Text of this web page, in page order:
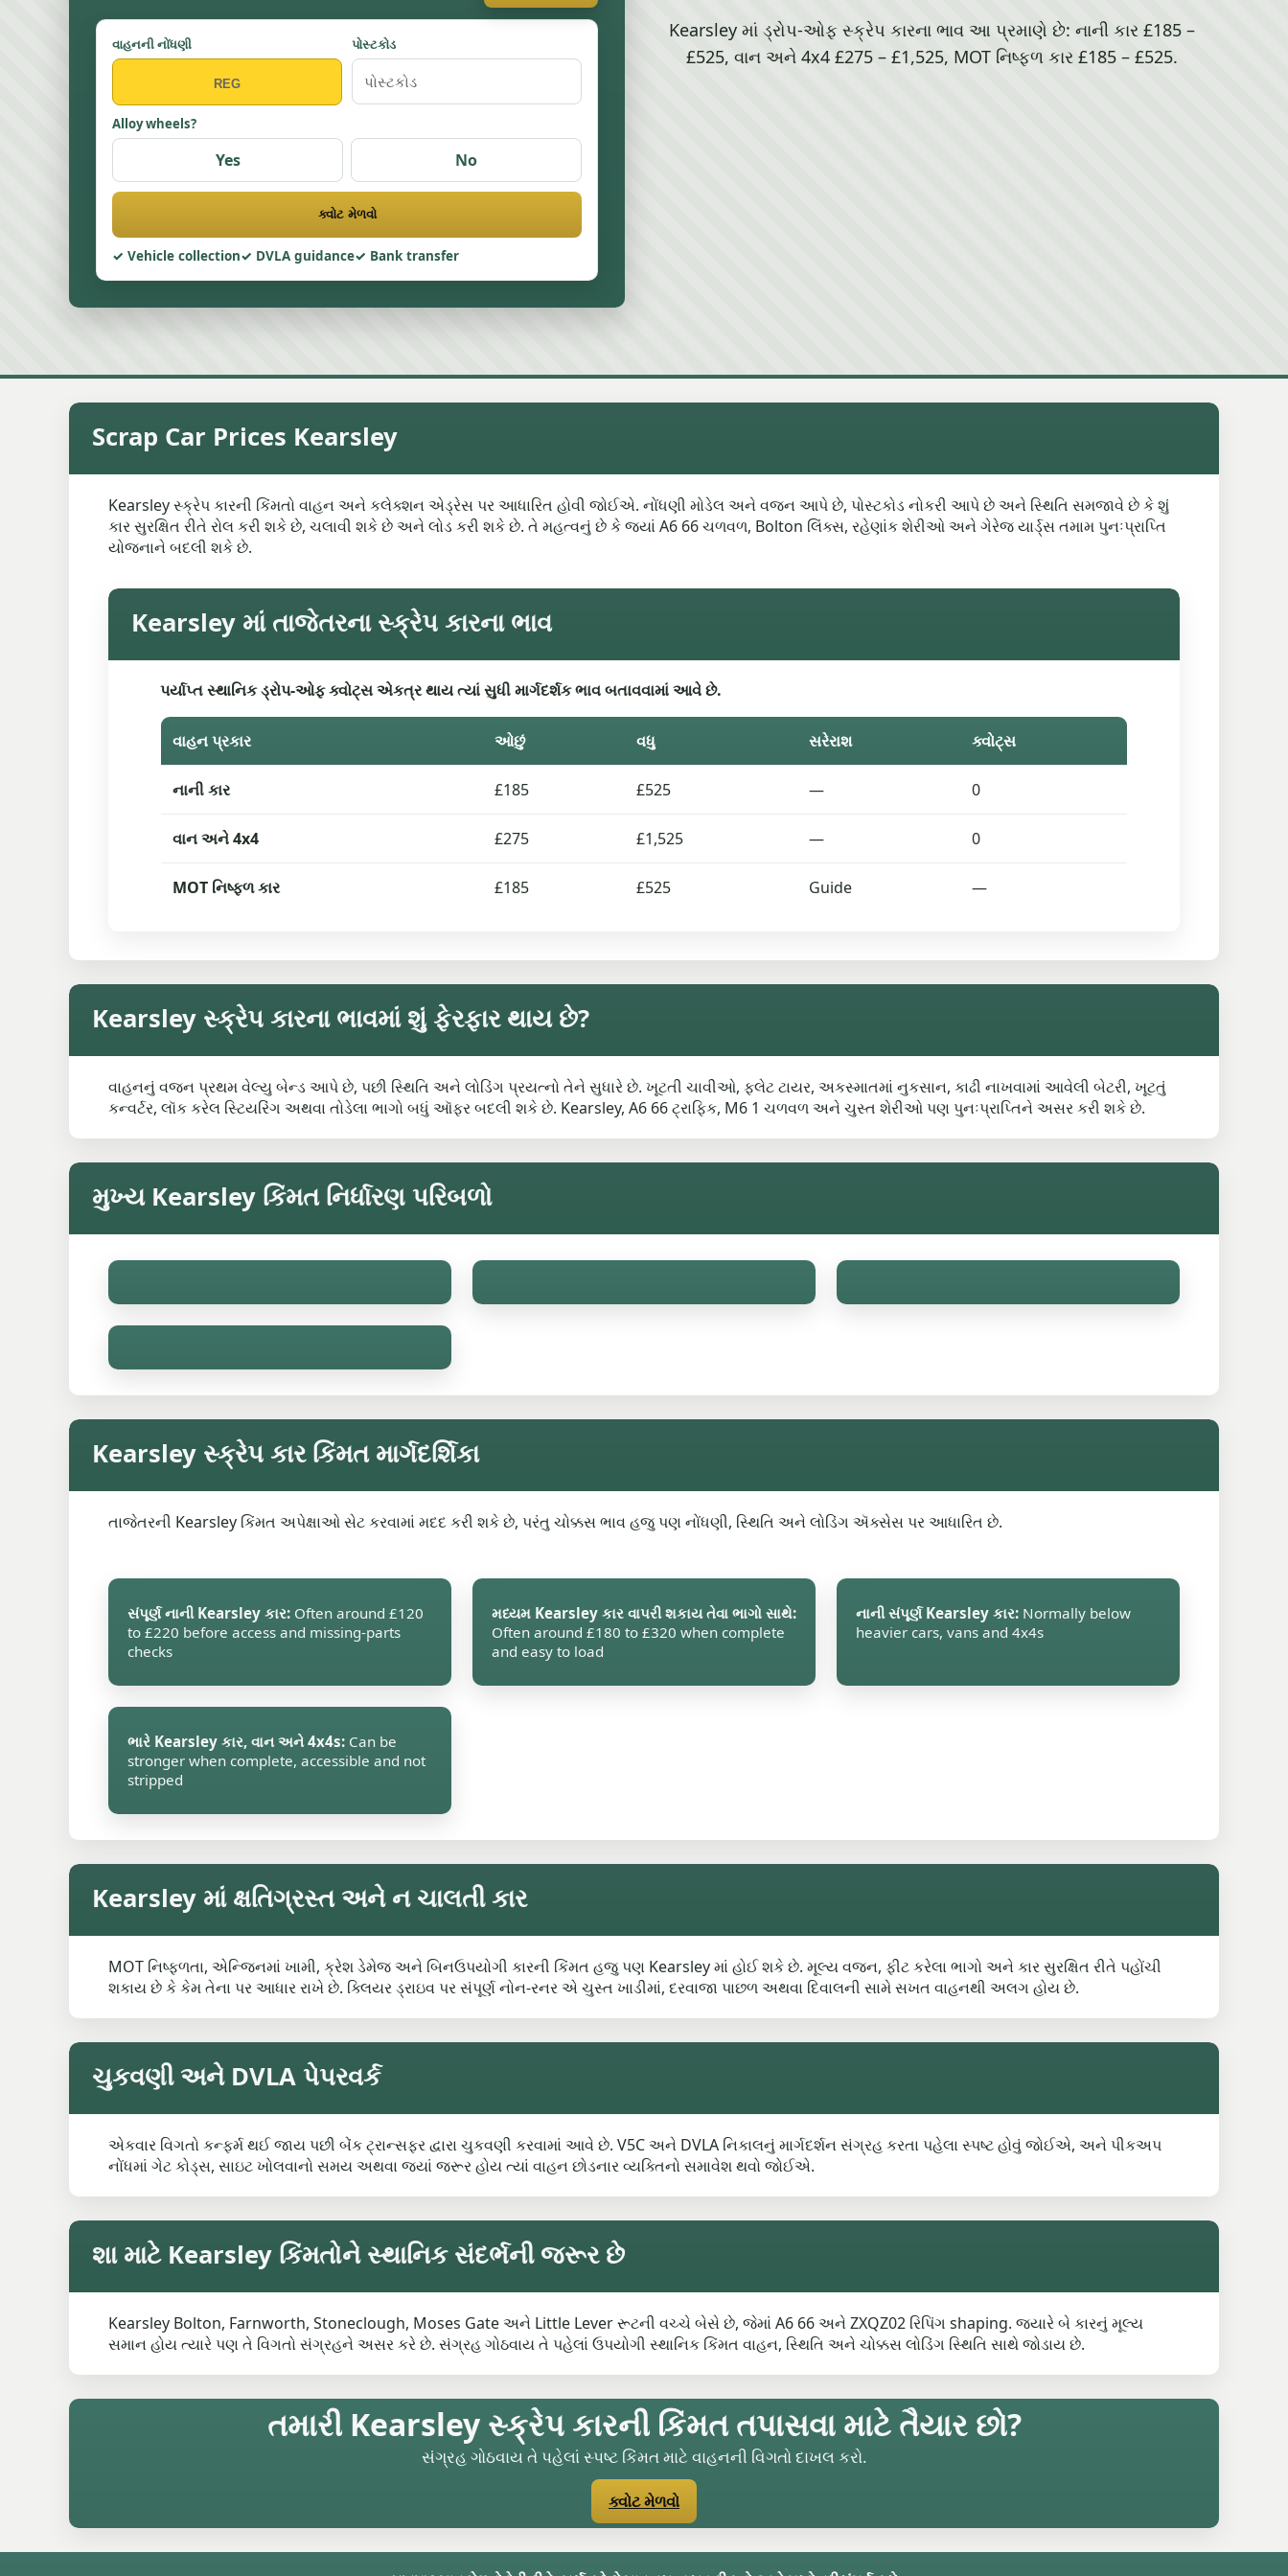
વાહનની નોંધણી પોસ્ટકોડ
Alloy wheels?
Yes No
ક્વોટ મેળવો
Vehicle collection DVLA guidance Bank transfer
Kearsley માં ડ્રોપ-ઓફ સ્ક્રેપ કારના ભાવ આ પ્રમાણે છે: નાની કાર £185 –
£525, વાન અને 4x4 £275 – £1,525, MOT નિષ્ફળ કાર £185 – £525.
Scrap Car Prices Kearsley
Kearsley સ્ક્રેપ કારની કિંમતો વાહન અને કલેક્શન એડ્રેસ પર આધારિત હોવી જોઈએ. નોંધણી મોડેલ અને વજન આપે છે, પોસ્ટકોડ નોકરી આપે છે અને સ્થિતિ સમજાવે છે કે શું
કાર સુરક્ષિત રીતે રોલ કરી શકે છે, ચલાવી શકે છે અને લોડ કરી શકે છે. તે મહત્વનું છે કે જ્યાં A6 66 ચળવળ, Bolton લિંક્સ, રહેણાંક શેરીઓ અને ગેરેજ યાર્ડ્સ તમામ પુનઃપ્રાપ્તિ
યોજનાને બદલી શકે છે.
Kearsley માં તાજેતરના સ્ક્રેપ કારના ભાવ
પર્યાપ્ત સ્થાનિક ડ્રોપ-ઓફ ક્વોટ્સ એકત્ર થાય ત્યાં સુધી માર્ગદર્શક ભાવ બતાવવામાં આવે છે.
વાહન પ્રકાર ઓછું વધુ સરેરાશ ક્વોટ્સ
નાની કાર £185 £525 — 0
વાન અને 4x4 £275 £1,525 — 0
MOT નિષ્ફળ કાર £185 £525 Guide —
Kearsley સ્ક્રેપ કારના ભાવમાં શું ફેરફાર થાય છે?
વાહનનું વજન પ્રથમ વેલ્યુ બેન્ડ આપે છે, પછી સ્થિતિ અને લોડિંગ પ્રયત્નો તેને સુધારે છે. ખૂટતી ચાવીઓ, ફ્લેટ ટાયર, અકસ્માતમાં નુકસાન, કાઢી નાખવામાં આવેલી બેટરી, ખૂટતું
કન્વર્ટર, લૉક કરેલ સ્ટિયરિંગ અથવા તોડેલા ભાગો બધું ઑફર બદલી શકે છે. Kearsley, A6 66 ટ્રાફિક, M6 1 ચળવળ અને ચુસ્ત શેરીઓ પણ પુનઃપ્રાપ્તિને અસર કરી શકે છે.
મુખ્ય Kearsley કિંમત નિર્ધારણ પરિબળો
Kearsley સ્ક્રેપ કાર કિંમત માર્ગદર્શિકા
તાજેતરની Kearsley કિંમત અપેક્ષાઓ સેટ કરવામાં મદદ કરી શકે છે, પરંતુ ચોક્કસ ભાવ હજુ પણ નોંધણી, સ્થિતિ અને લોડિંગ ઍક્સેસ પર આધારિત છે.
સંપૂર્ણ નાની Kearsley કાર: Often around £120
to £220 before access and missing-parts
checks
મધ્યમ Kearsley કાર વાપરી શકાય તેવા ભાગો સાથે:
Often around £180 to £320 when complete
and easy to load
નાની સંપૂર્ણ Kearsley કાર: Normally below
heavier cars, vans and 4x4s
ભારે Kearsley કાર, વાન અને 4x4s: Can be
stronger when complete, accessible and not
stripped
Kearsley માં ક્ષતિગ્રસ્ત અને ન ચાલતી કાર
MOT નિષ્ફળતા, એન્જિનમાં ખામી, ક્રેશ ડેમેજ અને બિનઉપયોગી કારની કિંમત હજુ પણ Kearsley માં હોઈ શકે છે. મૂલ્ય વજન, ફીટ કરેલા ભાગો અને કાર સુરક્ષિત રીતે પહોંચી
શકાય છે કે કેમ તેના પર આધાર રાખે છે. ક્લિયર ડ્રાઇવ પર સંપૂર્ણ નોન-રનર એ ચુસ્ત ખાડીમાં, દરવાજા પાછળ અથવા દિવાલની સામે સખત વાહનથી અલગ હોય છે.
ચુકવણી અને DVLA પેપરવર્ક
એકવાર વિગતો કન્ફર્મ થઈ જાય પછી બેંક ટ્રાન્સફર દ્વારા ચુકવણી કરવામાં આવે છે. V5C અને DVLA નિકાલનું માર્ગદર્શન સંગ્રહ કરતા પહેલા સ્પષ્ટ હોવું જોઈએ, અને પીકઅપ
નોંધમાં ગેટ કોડ્સ, સાઇટ ખોલવાનો સમય અથવા જ્યાં જરૂર હોય ત્યાં વાહન છોડનાર વ્યક્તિનો સમાવેશ થવો જોઈએ.
શા માટે Kearsley કિંમતોને સ્થાનિક સંદર્ભની જરૂર છે
Kearsley Bolton, Farnworth, Stoneclough, Moses Gate અને Little Lever રૂટની વચ્ચે બેસે છે, જેમાં A6 66 અને ZXQZ02 રિપિંગ shaping. જ્યારે બે કારનું મૂલ્ય
સમાન હોય ત્યારે પણ તે વિગતો સંગ્રહને અસર કરે છે. સંગ્રહ ગોઠવાય તે પહેલાં ઉપયોગી સ્થાનિક કિંમત વાહન, સ્થિતિ અને ચોક્કસ લોડિંગ સ્થિતિ સાથે જોડાય છે.
તમારી Kearsley સ્ક્રેપ કારની કિંમત તપાસવા માટે તૈયાર છો?
સંગ્રહ ગોઠવાય તે પહેલાં સ્પષ્ટ કિંમત માટે વાહનની વિગતો દાખલ કરો.
ક્વોટ મેળવો